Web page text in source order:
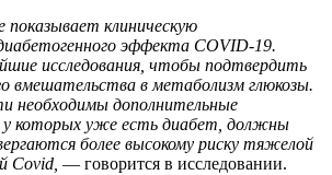
клиническую
эффекта COVID-19.
исследования, чтобы подтвердить
вмешательства в метаболизм глюкозы.
необходимы дополнительные
у которых уже есть диабет, должны
более высокому риску тяжелой
Covid, — говорится в исследовании.